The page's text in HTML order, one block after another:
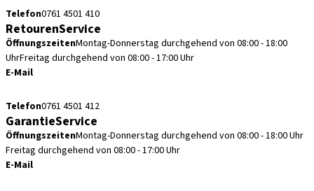
Telefon0761 4501 410
RetourenService
ÖffnungszeitenMontag-Donnerstag durchgehend von 08:00 - 18:00
UhrFreitag durchgehend von 08:00 - 17:00 Uhr
E-Mail
Telefon0761 4501 412
GarantieService
ÖffnungszeitenMontag-Donnerstag durchgehend von 08:00 - 18:00 Uhr
Freitag durchgehend von 08:00 - 17:00 Uhr
E-Mail